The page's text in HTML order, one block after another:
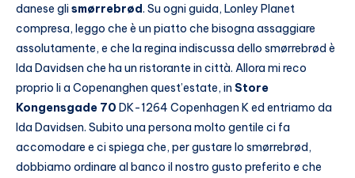
danese glismørrebrød. Su ogni guida, Lonley Planet
compresa, leggo che è un piatto che bisogna assaggiare
assolutamente, e che la regina indiscussa dello smørrebrød è
Ida Davidsen che ha un ristorante in città. Allora mi reco
proprio li a Copenanghen quest’estate, in Store
Kongensgade 70 DK-1264 Copenhagen K ed entriamo da
Ida Davidsen. Subito una persona molto gentile ci fa
accomodare e ci spiega che, per gustare lo smørrebrød,
dobbiamo ordinare al banco il nostro gusto preferito e che